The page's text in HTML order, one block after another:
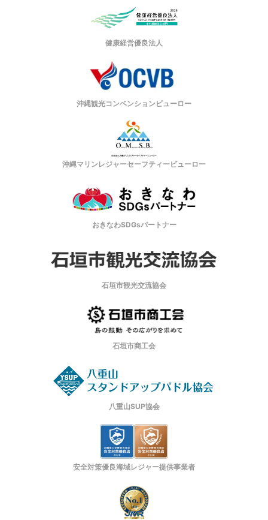
健康経営優良法人
沖縄観光コンベンションビューロー
沖縄マリンレジャーセーフティービューロー
おきなわSDGsパートナー
石垣市観光交流協会
石垣市商工会
八重山SUP協会
安全対策優良海域レジャー提供事業者